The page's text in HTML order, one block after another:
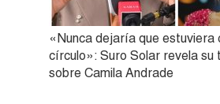
«Nunca dejaría que estuviera
círculo»: Suro Solar revela su
sobre Camila Andrade